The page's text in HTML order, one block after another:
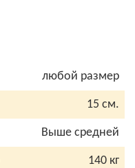
любой размер
15 см.
Выше средней
140 кг